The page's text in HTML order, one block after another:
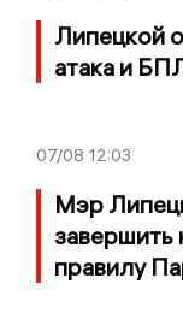
Липецкой
атака и
07/08 12:03
Мэр
правилу